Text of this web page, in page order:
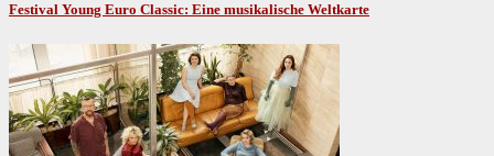
Festival Young Euro Classic: Eine musikalische Weltkarte